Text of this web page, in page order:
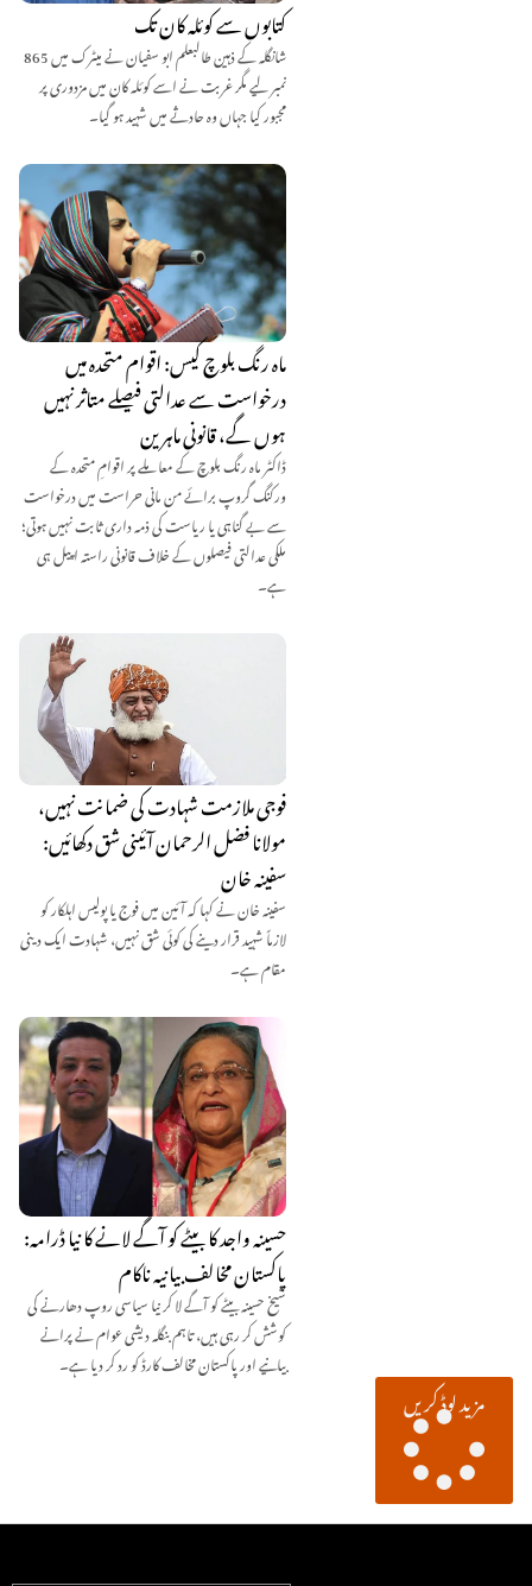
کتابوں سے کوئلہ کان تک
شانگلہ کے ذہین طالبعلم ابو سفیان نے میٹرک میں 865
نمبر لیے مگر غربت نے اسے کوئلہ کان میں مزدوری پر
مجبور کیا جہاں وہ حادثے میں شہید ہو گیا۔
ماہ رنگ بلوچ کیس: اقوام متحدہ میں
درخواست سے عدالتی فیصلے متاثر نہیں
ہوں گے، قانونی ماہرین
ڈاکٹر ماہ رنگ بلوچ کے معاملے پر اقوامِ متحدہ کے
ورکنگ گروپ برائے من مانی حراست میں درخواست
سے بے گناہی یا ریاست کی ذمہ داری ثابت نہیں ہوتی؛
ملکی عدالتی فیصلوں کے خلاف قانونی راستہ اپیل ہی
ہے۔
فوجی ملازمت شہادت کی ضمانت نہیں،
مولانا فضل الرحمان آئینی شق دکھائیں:
سفینہ خان
سفینہ خان نے کہا کہ آئین میں فوج یا پولیس اہلکار کو
لازماً شہید قرار دینے کی کوئی شق نہیں، شہادت ایک دینی
مقام ہے۔
حسینہ واجد کا بیٹے کو آگے لانے کا نیا ڈرامہ:
پاکستان مخالف بیانیہ ناکام
شیخ حسینہ بیٹے کو آگے لا کر نیا سیاسی روپ دھارنے کی
کوشش کر رہی ہیں، تاہم بنگلہ دیشی عوام نے پرانے
بیانیے اور پاکستان مخالف کارڈ کو رد کر دیا ہے۔
مزید لوڈ کریں